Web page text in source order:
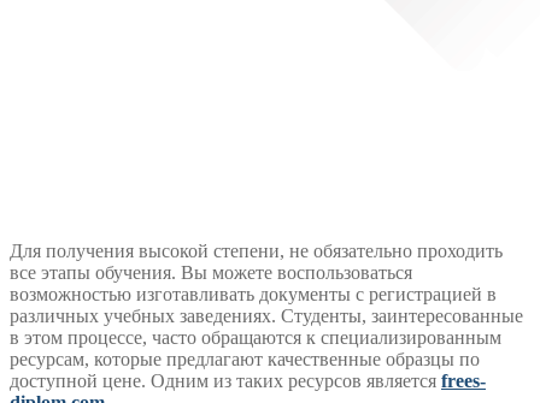
Для получения высокой степени, не обязательно проходить
все этапы обучения. Вы можете воспользоваться
возможностью изготавливать документы с регистрацией в
различных учебных заведениях. Студенты, заинтересованные
в этом процессе, часто обращаются к специализированным
ресурсам, которые предлагают качественные образцы по
доступной цене. Одним из таких ресурсов является frees-